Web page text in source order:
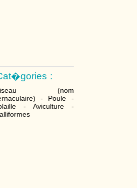
:
(nom
- Poule -
- Aviculture -